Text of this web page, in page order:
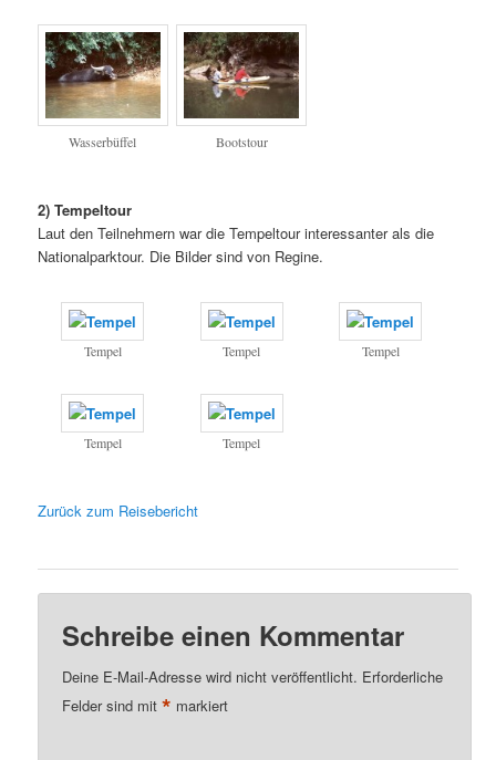
Wasserbüffel Bootstour
2) Tempeltour
Laut den Teilnehmern war die Tempeltour interessanter als die
Nationalparktour. Die Bilder sind von Regine.
Tempel Tempel Tempel
Tempel Tempel
Zurück zum Reisebericht
Schreibe einen Kommentar
Deine E-Mail-Adresse wird nicht veröffentlicht. Erforderliche
Felder sind mit* markiert